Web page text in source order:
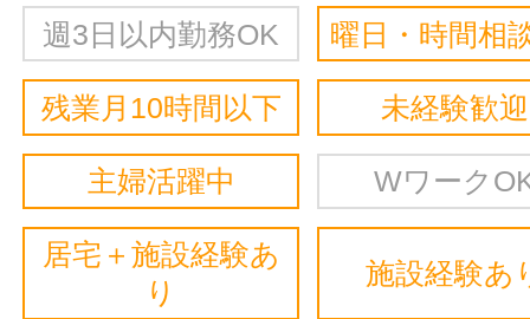
週3日以内勤務OK 曜日・時間相
残業月10時間以下 未経験歓迎
主婦活躍中 Wワーク
居宅＋施設経験あ
り
施設経験あ